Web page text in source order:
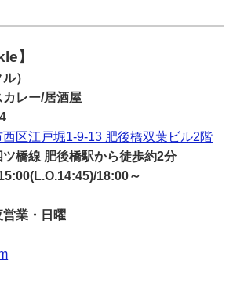
】
）
レー/居酒屋
区江戸堀1-9-13 肥後橋双葉ビル2階
橋線 肥後橋駅から徒歩約2分
18:00～
業・日曜